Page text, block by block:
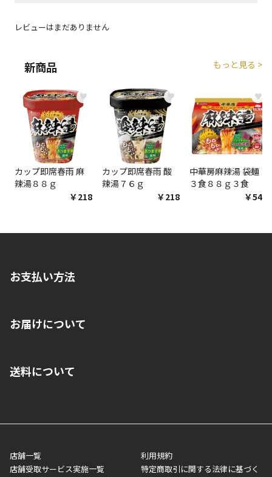
レビューはまだありません
新商品 もっと見る >
♥
カップ即席春雨 麻
辣湯８８ｇ
￥218
♥
カップ即席春雨 酸
辣湯７６ｇ
￥218
♥
中華房麻辣湯 袋麺
３食８８ｇ３食
￥548
お支払い方法
いいただくことはできません。ご了承ください。
■代金引換(代引)※手数料がかかります
■商品によっては一部決済方法が使用できない場合がございま
す。
お届けについて
ご注文が確認出来次第、1～4営業日に発送いたします。「お取り
業日にてお引渡しとなります。(離島などの場合、例外もあります)
メーカー直送品など一部商品については、その他商品との購入に
制限がかかる場合がございます。また発送日についても、通常と
送料について
店舗一覧
店舗受取サービス実施一覧
利用規約
特定商取引に関する法律に基づく